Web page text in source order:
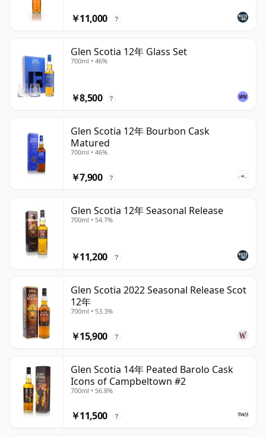
￥11,000 ?
Glen Scotia 12年 Glass Set
700ml • 46%
￥8,500 ?
Glen Scotia 12年 Bourbon Cask
Matured
700ml • 46%
￥7,900 ?
Glen Scotia 12年 Seasonal Release
700ml • 54.7%
￥11,200 ?
Glen Scotia 2022 Seasonal Release Scot
12年
700ml • 53.3%
￥15,900 ?
Glen Scotia 14年 Peated Barolo Cask
Icons of Campbeltown #2
700ml • 56.8%
￥11,500 ?